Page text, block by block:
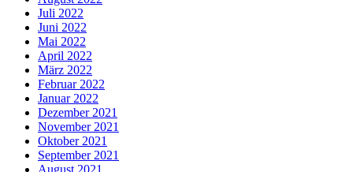
Juli 2022
Juni 2022
Mai 2022
April 2022
März 2022
Februar 2022
Januar 2022
Dezember 2021
November 2021
Oktober 2021
September 2021
August 2021